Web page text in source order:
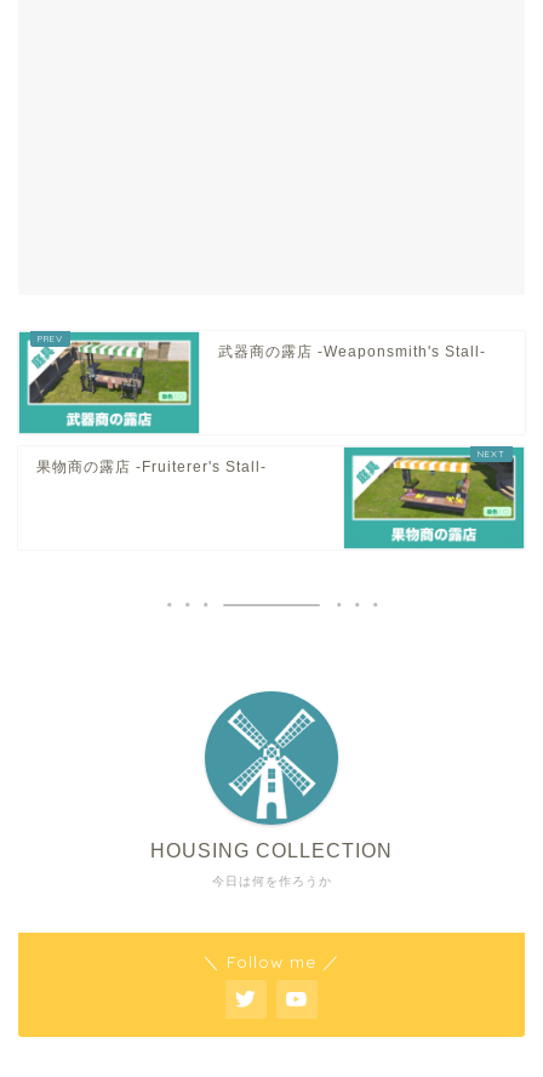
武器商の露店 -Weaponsmith's Stall-
果物商の露店 -Fruiterer's Stall-
今日は何を作ろうか
HOUSING COLLECTION
＼ Follow me ／